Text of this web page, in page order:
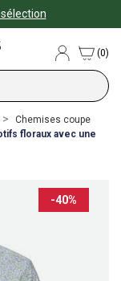
sélection
(0)
Chemises coupe
floraux avec une
-40%